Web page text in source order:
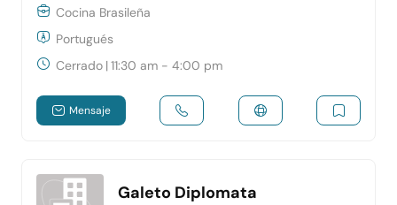
Cocina Brasileña
Portugués
Cerrado |11:30 am - 4:00 pm
Mensaje
Galeto Diplomata